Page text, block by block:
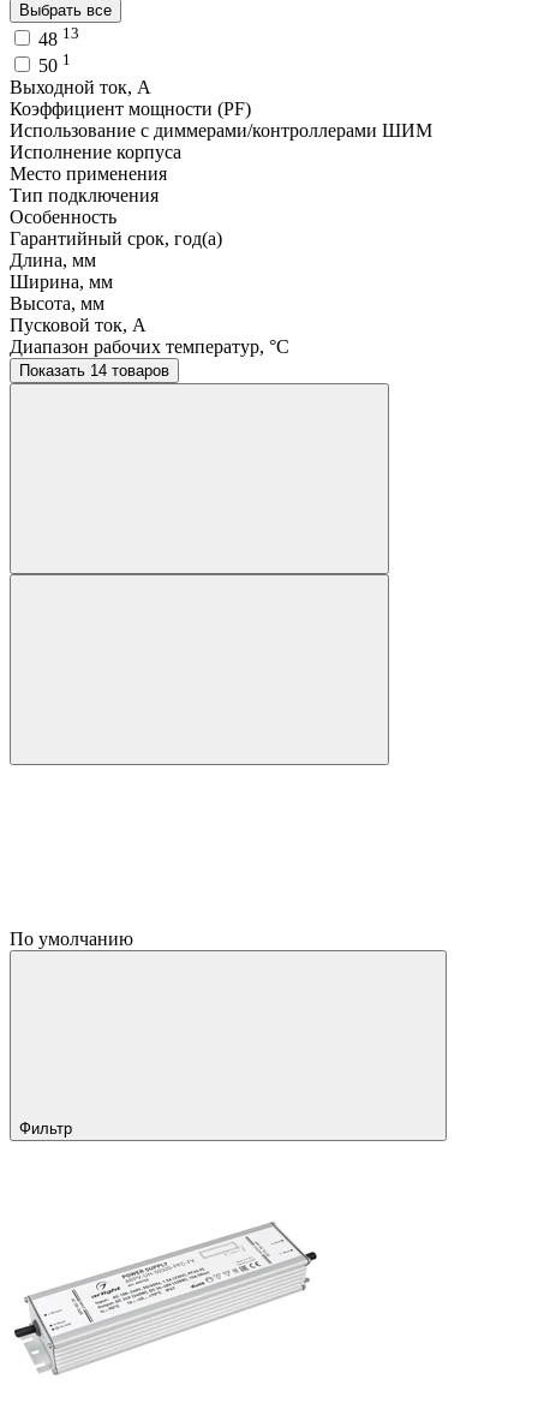
Выбрать все
48 13
50 1
Выходной ток, A
Коэффициент мощности (PF)
Использование с диммерами/контроллерами ШИМ
Исполнение корпуса
Место применения
Тип подключения
Особенность
Гарантийный срок, год(а)
Длина, мм
Ширина, мм
Высота, мм
Пусковой ток, A
Диапазон рабочих температур, °C
Показать 14 товаров
По умолчанию
Фильтр